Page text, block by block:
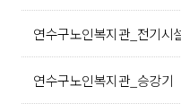
연수구노인복지관_전기시
연수구노인복지관_승강기